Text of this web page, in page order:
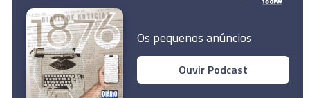
© 2025 Empresa Diário de Notícias, Lda.
Os pequenos anúncios
Ouvir Podcast